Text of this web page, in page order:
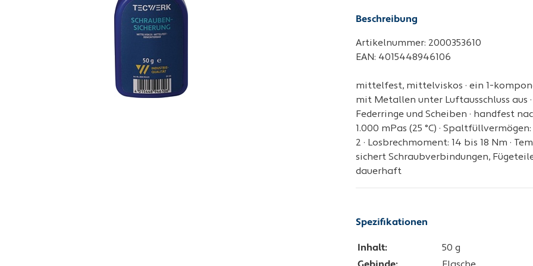
Beschreibung
Artikelnummer: 2000353610
EAN: 4015448946106
mittelfest, mittelviskos · ein 1-
mit Metallen unter Luftausschluss aus
Federringe und Scheiben · handfest
1.000 mPas (25 °C) ·
2 · Losbrechmoment: 14 bis 18 Nm ·
sichert Schraubverbindungen,
dauerhaft
Spezifikationen
Inhalt:
50 g